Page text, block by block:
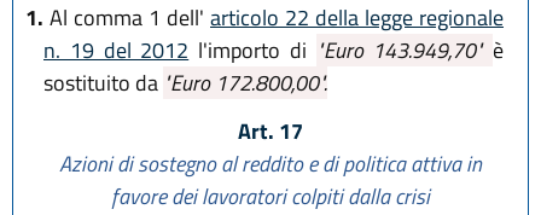
1. Al comma 1 dell' articolo 22 della legge regionale
n. 19 del 2012 l'importo di "Euro 143.949,70" è
sostituito da "Euro 172.800,00".
Art. 17
Azioni di sostegno al reddito e di politica attiva in
favore dei lavoratori colpiti dalla crisi